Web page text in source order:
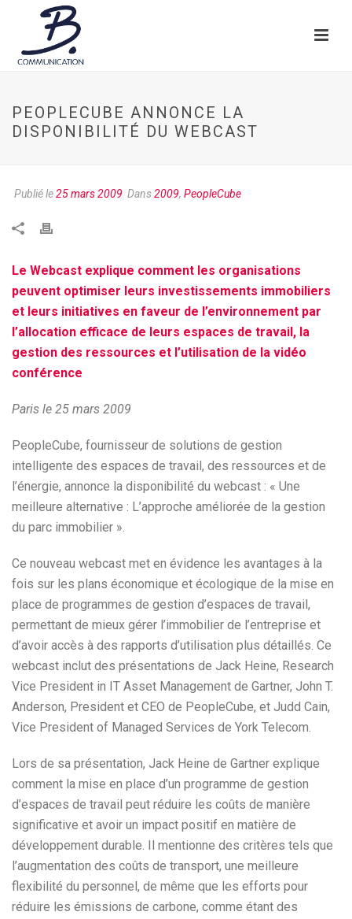
PEOPLECUBE ANNONCE LA
DISPONIBILITÉ DU WEBCAST
Publié le25 mars 2009 Dans2009, PeopleCube
Le Webcast explique comment les organisations
peuvent optimiser leurs investissements immobiliers
et leurs initiatives en faveur de l’environnement par
l’allocation efficace de leurs espaces de travail, la
gestion des ressources et l’utilisation de la vidéo
conférence
Paris le 25 mars 2009
PeopleCube, fournisseur de solutions de gestion
intelligente des espaces de travail, des ressources et de
l’énergie, annonce la disponibilité du webcast : « Une
meilleure alternative : L’approche améliorée de la gestion
du parc immobilier ».
Ce nouveau webcast met en évidence les avantages à la
fois sur les plans économique et écologique de la mise en
place de programmes de gestion d’espaces de travail,
permettant de mieux gérer l’immobilier de l’entreprise et
d’avoir accès à des rapports d’utilisation plus détaillés. Ce
webcast inclut des présentations de Jack Heine, Research
Vice President in IT Asset Management de Gartner, John T.
Anderson, President et CEO de PeopleCube, et Judd Cain,
Vice President of Managed Services de York Telecom.
Lors de sa présentation, Jack Heine de Gartner explique
comment la mise en place d’un programme de gestion
d’espaces de travail peut réduire les coûts de manière
significative et avoir un impact positif en matière de
développement durable. Il mentionne des critères tels que
l’augmentation des coûts de transport, une meilleure
flexibilité du personnel, de même que les efforts pour
réduire les émissions de carbone, comme étant des